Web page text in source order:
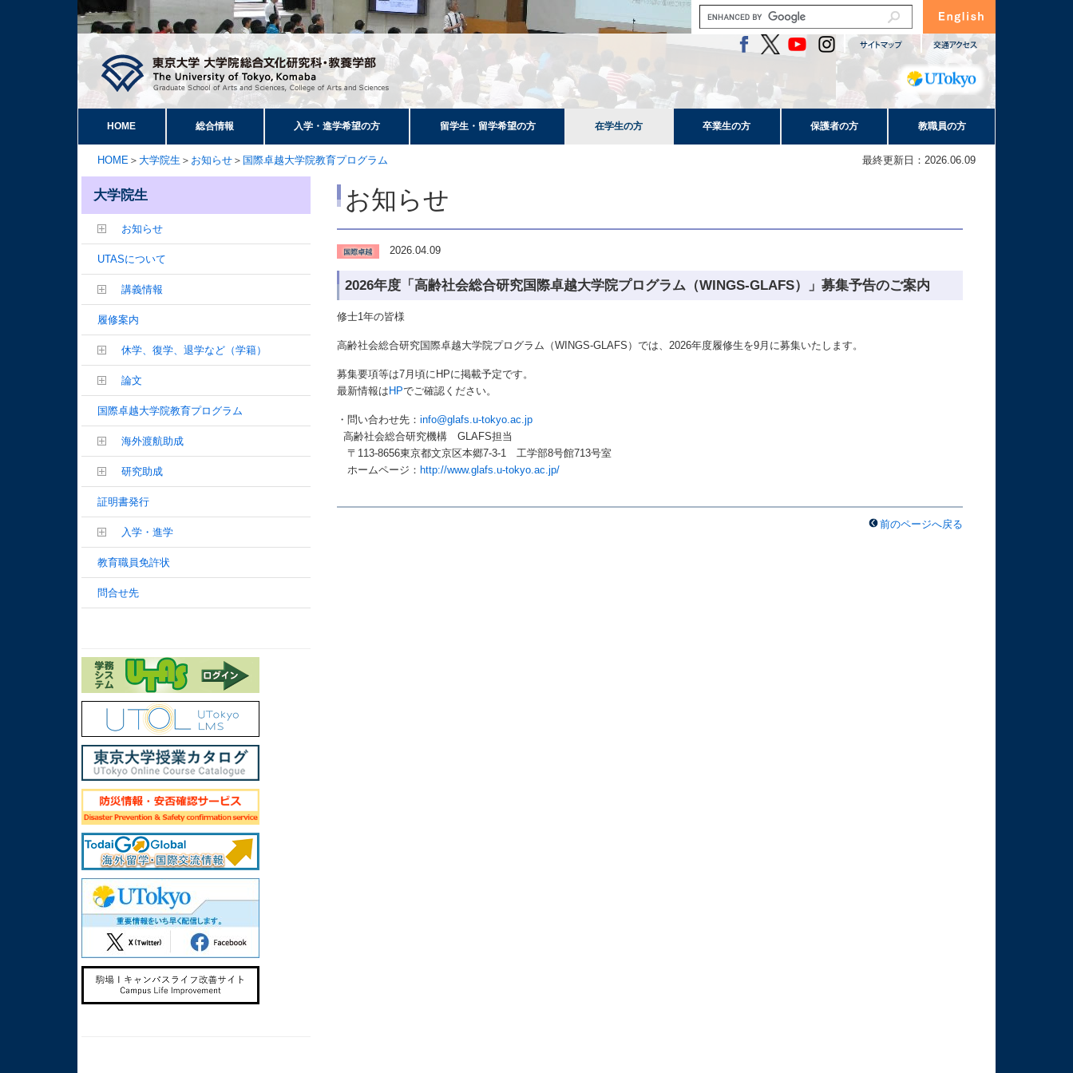
HOME 総合情報 入学・進学希望の方 留学生・留学希望の方 在学生の方 卒業生の方 保護者の方 教職員の方
HOME ＞ 大学院生 ＞ お知らせ ＞ 国際卓越大学院教育プログラム 最終更新日：2026.06.09
お知らせ
2026.04.09
2026年度「高齢社会総合研究国際卓越大学院プログラム（WINGS-GLAFS）」募集予告のご案内
修士1年の皆様
高齢社会総合研究国際卓越大学院プログラム（WINGS-GLAFS ）では、2026年度履修生を9月に募集いたします。
募集要項等は7月頃にHPに掲載予定です。
最新情報は HPでご確認ください。
・問い合わせ先：info@glafs.u-tokyo.ac.jp
高齢社会総合研究機構GLAFS担当
〒 113-8656東京都文京区本郷7‐3‐1 工学部8号館713号室
ホームページ： http://www.glafs.u-tokyo.ac.jp/
前のページへ戻る
大学院生
お知らせ
UTASについて
講義情報
履修案内
休学、復学、退学など（学籍）
論文
国際卓越大学院教育プログラム
海外渡航助成
研究助成
証明書発行
入学・進学
教育職員免許状
問合せ先